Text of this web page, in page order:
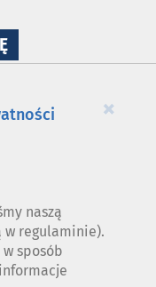
NA
WYKORZYSTANIE
×
naszą
w regulaminie).
sposób